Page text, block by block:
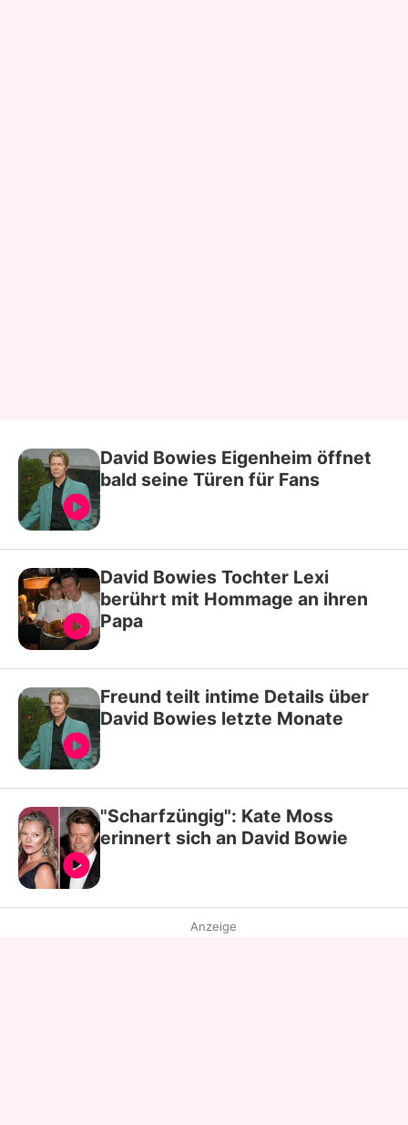
David Bowies Eigenheim öffnet
bald seine Türen für Fans
David Bowies Tochter Lexi
berührt mit Hommage an ihren
Papa
Freund teilt intime Details über
David Bowies letzte Monate
"Scharfzüngig": Kate Moss
erinnert sich an David Bowie
Anzeige